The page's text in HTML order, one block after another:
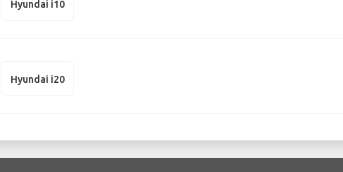
Hyundai i10
Hyundai i20